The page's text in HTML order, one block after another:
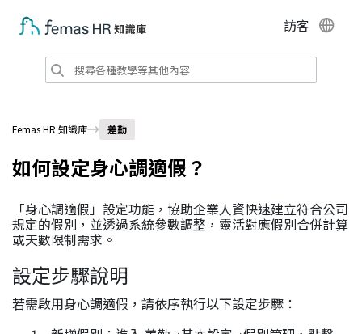
訪客
Femas HR 知識庫 差勤
如何設定身心調適假？
「身心調適假」設定功能，協助企業人資快速建立符合公司
規定的假別，並透過系統參數調整，靈活對應假別合併計算
或天數限制需求。
設定步驟說明
若需啟用身心調適假，請依序執行以下設定步驟：